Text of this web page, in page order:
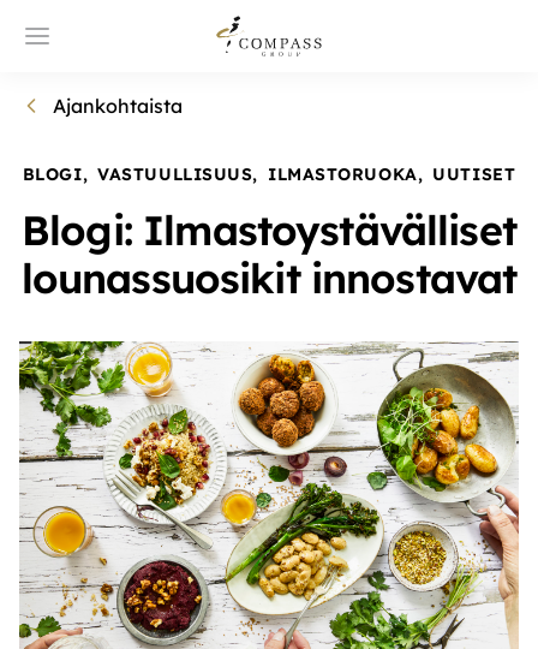
Ajankohtaista
BLOGI, VASTUULLISUUS, ILMASTORUOKA, UUTISET
Blogi: Ilmastoystävälliset
lounassuosikit innostavat